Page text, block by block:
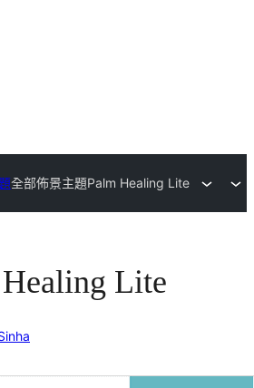
全部佈景主題Palm Healing Lite
Lite